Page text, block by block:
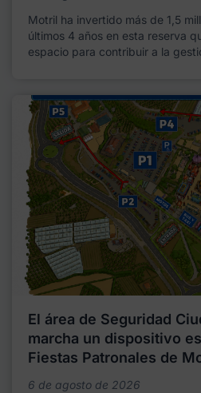
Motril ha invertido más de 1,5
últimos 4 años en esta reserva
espacio para contribuir a la
El área de Seguridad
marcha un dispositivo
Fiestas Patronales de
6 de agosto de 2026